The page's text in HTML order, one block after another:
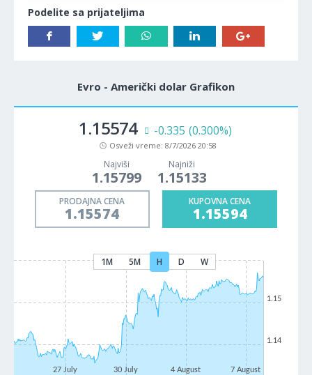
Podelite sa prijateljima
Evro - Američki dolar Grafikon
1.15574 -0.335 (0.300%)
Osveži vreme: 8/7/2026 20:58
Najviši
1.15799
Najniži
1.15133
PRODAJNA CENA
1.15574
KUPOVNA CENA
1.15594
1M 5M H D W
27 July
30 July
4 August
7 August
1.14
1.15